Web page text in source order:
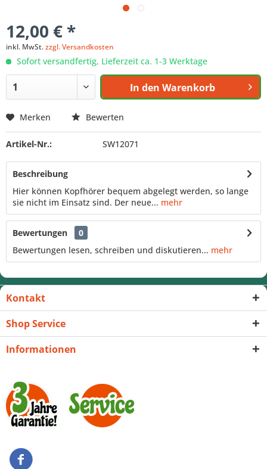
12,00 € *
inkl. MwSt.zzgl. Versandkosten
Sofort versandfertig, Lieferzeit ca. 1-3 Werktage
In den Warenkorb
Merken Bewerten
Artikel-Nr.: SW12071
Beschreibung
Hier können Kopfhörer bequem abgelegt werden, so lange
sie nicht im Einsatz sind. Der neue... mehr
Bewertungen
0
Bewertungen lesen, schreiben und diskutieren... mehr
Kontakt
Shop Service
Informationen